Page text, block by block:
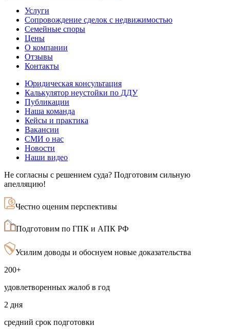
Услуги
Сопровождение сделок с недвижимостью
Семейные споры
Цены
О компании
Отзывы
Контакты
Юридическая консультация
Калькулятор неустойки по ДДУ
Публикации
Наша команда
Кейсы и практика
Вакансии
СМИ о нас
Новости
Наши видео
Не согласны с решением суда? Подготовим сильную
апелляцию!
Честно оценим перспективы
Подготовим по ГПК и АПК РФ
Усилим доводы и обоснуем новые доказательства
200+
удовлетворенных жалоб в год
2 дня
средний срок подготовки